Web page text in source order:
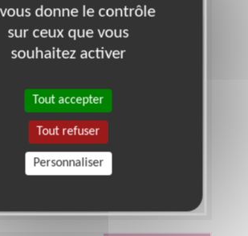
scolaire
scolaire
Gammes
demandée :1h30 par semaine
donne le contrôle
sur ceux que vous
souhaitez activer
Tout accepter
Tout refuser
Personnaliser